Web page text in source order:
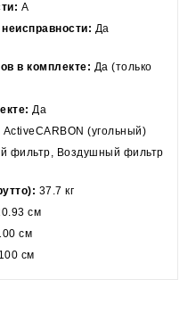
A
Да
в комплекте: Да (только
Да
ActiveCARBON (угольный)
фильтр, Воздушный фильтр
37.7 кг
см
см
100 см